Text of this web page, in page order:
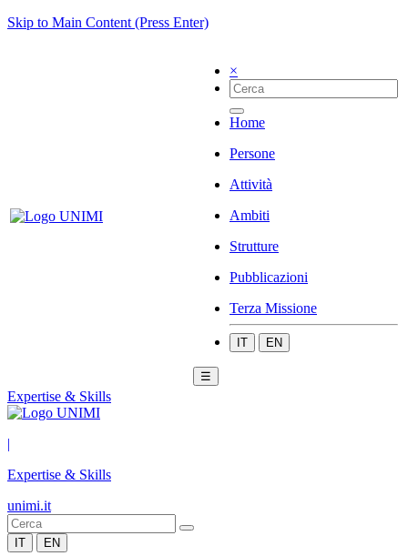
Skip to Main Content (Press Enter)
×
Home
Persone
Attività
Ambiti
Strutture
Pubblicazioni
Terza Missione
IT EN
☰
Expertise & Skills
|
Expertise & Skills
unimi.it
IT EN